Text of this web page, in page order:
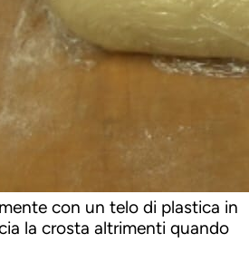
con un telo di plastica in
la crosta altrimenti quando